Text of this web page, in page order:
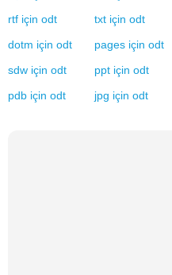
rtf için odt txt için odt
dotm için odt pages için odt
sdw için odt ppt için odt
pdb için odt jpg için odt